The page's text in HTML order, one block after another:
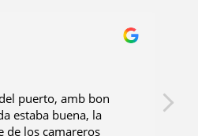
puerto, amb bon
estaba buena, la
de los camareros